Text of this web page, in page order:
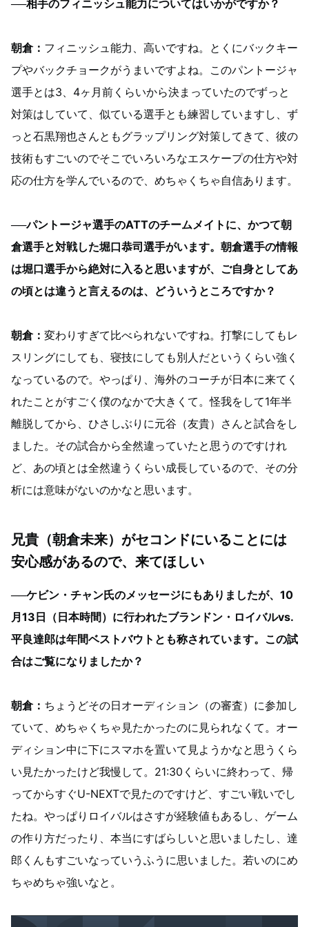
──相手のフィニッシュ能力についてはいかがですか？
朝倉： フィニッシュ能力、高いですね。とくにバックキー
プやバックチョークがうまいですよね。このパントージャ
選手とは3、4ヶ月前くらいから決まっていたのでずっと
対策はしていて、似ている選手とも練習していますし、ず
っと石黒翔也さんともグラップリング対策してきて、彼の
技術もすごいのでそこでいろいろなエスケープの仕方や対
応の仕方を学んでいるので、めちゃくちゃ自信あります。
──パントージャ選手のATTのチームメイトに、かつて朝
倉選手と対戦した堀口恭司選手がいます。朝倉選手の情報
は堀口選手から絶対に入ると思いますが、ご自身としてあ
の頃とは違うと言えるのは、どういうところですか？
朝倉： 変わりすぎて比べられないですね。打撃にしてもレ
スリングにしても、寝技にしても別人だというくらい強く
なっているので。やっぱり、海外のコーチが日本に来てく
れたことがすごく僕のなかで大きくて。怪我をして1年半
離脱してから、ひさしぶりに元谷（友貴）さんと試合をし
ました。その試合から全然違っていたと思うのですけれ
ど、あの頃とは全然違うくらい成長しているので、その分
析には意味がないのかなと思います。
兄貴（朝倉未来）がセコンドにいることには
安心感があるので、来てほしい
──ケビン・チャン氏のメッセージにもありましたが、10
月13日（日本時間）に行われたブランドン・ロイバルvs.
平良達郎は年間ベストバウトとも称されています。この試
合はご覧になりましたか？
朝倉： ちょうどその日オーディション（の審査）に参加し
ていて、めちゃくちゃ見たかったのに見られなくて。オー
ディション中に下にスマホを置いて見ようかなと思うくら
い見たかったけど我慢して。21:30くらいに終わって、帰
ってからすぐU-NEXTで見たのですけど、すごい戦いでし
たね。やっぱりロイバルはさすが経験値もあるし、ゲーム
の作り方だったり、本当にすばらしいと思いましたし、達
郎くんもすごいなっていうふうに思いました。若いのにめ
ちゃめちゃ強いなと。